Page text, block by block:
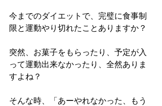
今までのダイエットで、完璧に食事制
限と運動やり切れたことありますか？
突然、お菓子をもらったり、予定が入
って運動出来なかったり、全然ありま
すよね？
そんな時、「あーやれなかった、もう